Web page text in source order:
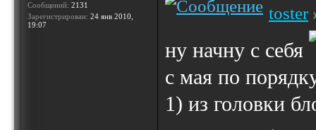
Сообщений: 2131
Зарегистрирован: 24 янв 2010,
19:07
toster
ну начну с себя
с мая по
1) из головки